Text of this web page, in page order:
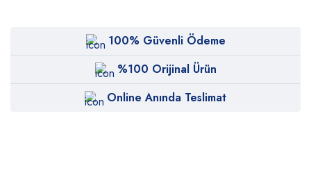
100% Güvenli Ödeme
%100 Orijinal Ürün
Online Anında Teslimat